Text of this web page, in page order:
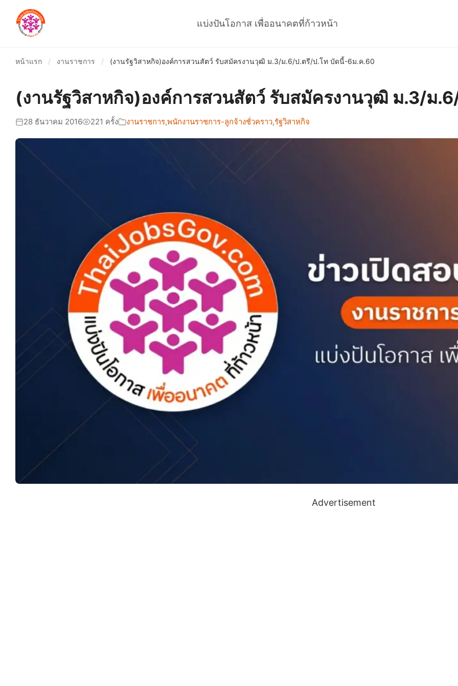
แบ่งปันโอกาส เพื่ออนาคตที่ก้าวหน้า
หน้าแรก / งานราชการ / (งานรัฐวิสาหกิจ)องค์การสวนสัตว์ รับสมัครงานวุฒิ ม.3/ม.6/ป.ตรี/ป.โท บัดนี้-6ม.ค.60
(งานรัฐวิสาหกิจ)องค์การสวนสัตว์ รับสมัครงานวุฒิ ม.3/ม
28 ธันวาคม 2016 221 ครั้ง งานราชการ,พนักงานราชการ-ลูกจ้างชั่วคราว,รัฐวิสาหกิจ
Advertisement